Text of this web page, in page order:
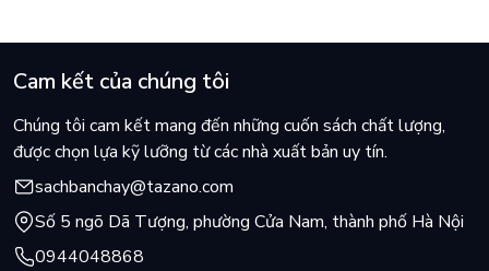
Cam kết của chúng tôi
Chúng tôi cam kết mang đến những cuốn sách chất lượng,
được chọn lựa kỹ lưỡng từ các nhà xuất bản uy tín.
sachbanchay@tazano.com
Số 5 ngõ Dã Tượng, phường Cửa Nam, thành phố Hà Nội
0944048868